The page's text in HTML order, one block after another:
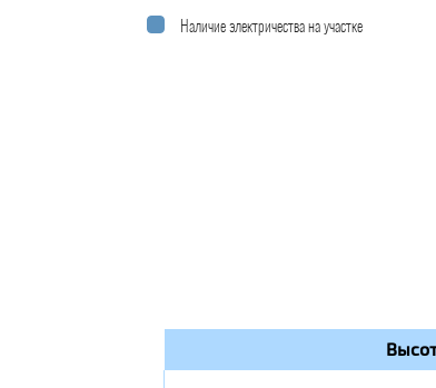
Наличие электричества на участке